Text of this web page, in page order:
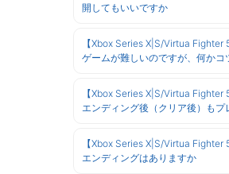
開してもいいですか
【Xbox Series X|S/Virtua Fighter
ゲームが難しいのですが、何かコ
【Xbox Series X|S/Virtua Fighter
エンディング後（クリア後）もプ
【Xbox Series X|S/Virtua Fighter
エンディングはありますか